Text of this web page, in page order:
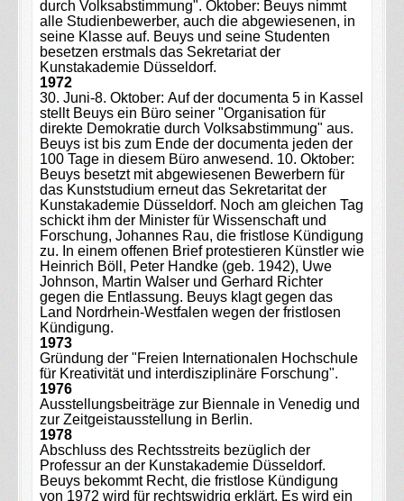
durch Volksabstimmung". Oktober: Beuys nimmt
alle Studienbewerber, auch die abgewiesenen, in
seine Klasse auf. Beuys und seine Studenten
besetzen erstmals das Sekretariat der
Kunstakademie Düsseldorf.
1972
30. Juni-8. Oktober: Auf der documenta 5 in Kassel
stellt Beuys ein Büro seiner "Organisation für
direkte Demokratie durch Volksabstimmung" aus.
Beuys ist bis zum Ende der documenta jeden der
100 Tage in diesem Büro anwesend. 10. Oktober:
Beuys besetzt mit abgewiesenen Bewerbern für
das Kunststudium erneut das Sekretaritat der
Kunstakademie Düsseldorf. Noch am gleichen Tag
schickt ihm der Minister für Wissenschaft und
Forschung, Johannes Rau, die fristlose Kündigung
zu. In einem offenen Brief protestieren Künstler wie
Heinrich Böll, Peter Handke (geb. 1942), Uwe
Johnson, Martin Walser und Gerhard Richter
gegen die Entlassung. Beuys klagt gegen das
Land Nordrhein-Westfalen wegen der fristlosen
Kündigung.
1973
Gründung der "Freien Internationalen Hochschule
für Kreativität und interdisziplinäre Forschung".
1976
Ausstellungsbeiträge zur Biennale in Venedig und
zur Zeitgeistausstellung in Berlin.
1978
Abschluss des Rechtsstreits bezüglich der
Professur an der Kunstakademie Düsseldorf.
Beuys bekommt Recht, die fristlose Kündigung
von 1972 wird für rechtswidrig erklärt. Es wird ein